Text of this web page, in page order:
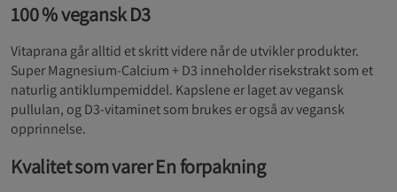
100 % vegansk D3
Vitaprana går alltid et skritt videre når de utvikler produkter.
Super Magnesium-Calcium + D3 inneholder risekstrakt som et
naturlig antiklumpemiddel. Kapslene er laget av vegansk
pullulan, og D3-vitaminet som brukes er også av vegansk
opprinnelse.
Kvalitet som varer En forpakning